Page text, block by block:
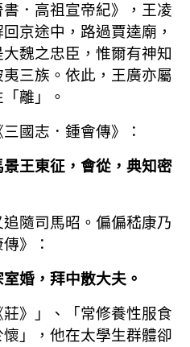
．高祖宣帝紀》，王凌
京途中，路過賈逵廟，
魏之忠臣，惟爾有神知
三族。依此，王廣亦屬
離」。
國志．鍾會傳》：
王東征，會從，典知密
隨司馬昭。偏偏嵇康乃
》：
婚，拜中散大夫。
》」、「常修養性服食
」，他在太學生群體卻